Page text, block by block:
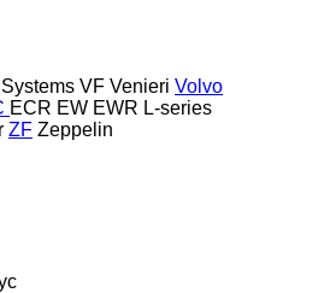
VF Venieri Volvo
ECR EW EWR L-series
ZF Zeppelin